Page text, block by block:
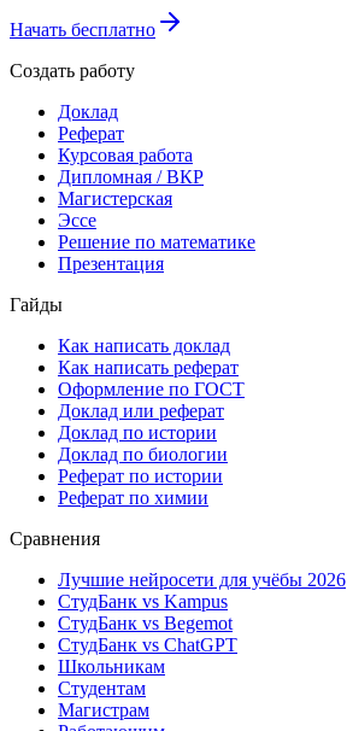
Начать бесплатно
Создать работу
Доклад
Реферат
Курсовая работа
Дипломная / ВКР
Магистерская
Эссе
Решение по математике
Презентация
Гайды
Как написать доклад
Как написать реферат
Оформление по ГОСТ
Доклад или реферат
Доклад по истории
Доклад по биологии
Реферат по истории
Реферат по химии
Сравнения
Лучшие нейросети для учёбы 2026
СтудБанк vs Kampus
СтудБанк vs Begemot
СтудБанк vs ChatGPT
Школьникам
Студентам
Магистрам